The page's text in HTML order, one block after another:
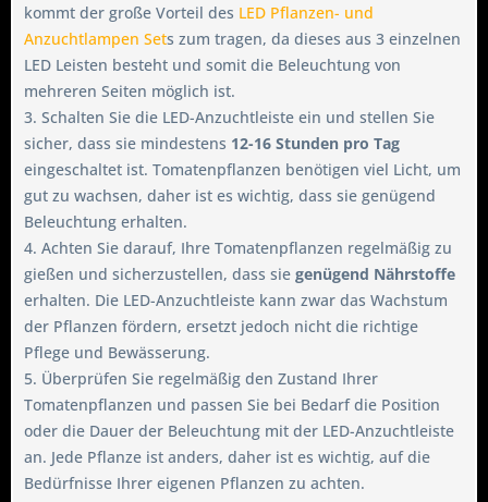
kommt der große Vorteil des LED Pflanzen- und
Anzuchtlampen Sets zum tragen, da dieses aus 3 einzelnen
LED Leisten besteht und somit die Beleuchtung von
mehreren Seiten möglich ist.
3. Schalten Sie die LED-Anzuchtleiste ein und stellen Sie
sicher, dass sie mindestens 12-16 Stunden pro Tag
eingeschaltet ist. Tomatenpflanzen benötigen viel Licht, um
gut zu wachsen, daher ist es wichtig, dass sie genügend
Beleuchtung erhalten.
4. Achten Sie darauf, Ihre Tomatenpflanzen regelmäßig zu
gießen und sicherzustellen, dass sie genügend Nährstoffe
erhalten. Die LED-Anzuchtleiste kann zwar das Wachstum
der Pflanzen fördern, ersetzt jedoch nicht die richtige
Pflege und Bewässerung.
5. Überprüfen Sie regelmäßig den Zustand Ihrer
Tomatenpflanzen und passen Sie bei Bedarf die Position
oder die Dauer der Beleuchtung mit der LED-Anzuchtleiste
an. Jede Pflanze ist anders, daher ist es wichtig, auf die
Bedürfnisse Ihrer eigenen Pflanzen zu achten.